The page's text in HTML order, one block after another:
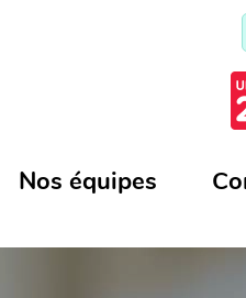
Nos équipes